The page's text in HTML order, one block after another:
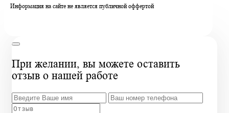
Информация на сайте не является публичной оффертой
При желании, вы можете оставить
отзыв о нашей работе